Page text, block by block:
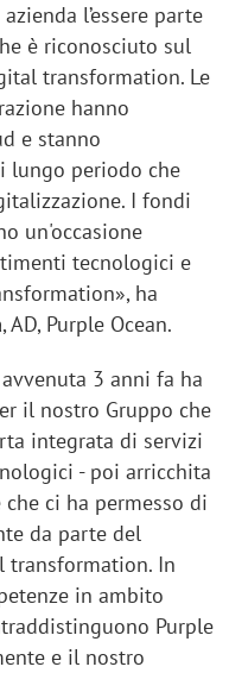
l’essere parte
è riconosciuto sul
transformation. Le
hanno
e stanno
lungo periodo che
I fondi
un'occasione
tecnologici e
ha
, AD, Purple Ocean.
avvenuta 3 anni fa ha
il nostro Gruppo che
integrata di servizi
- poi arricchita
ci ha permesso di
da parte del
transformation. In
in ambito
Purple
e il nostro